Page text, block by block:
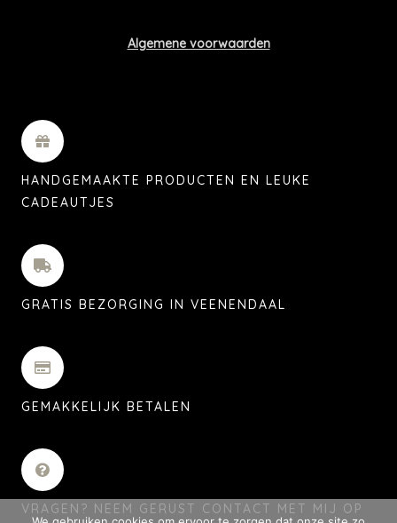
Algemene voorwaarden
HANDGEMAAKTE PRODUCTEN EN LEUKE
CADEAUTJES
GRATIS BEZORGING IN VEENENDAAL
GEMAKKELIJK BETALEN
VRAGEN? NEEM GERUST CONTACT MET MIJ OP